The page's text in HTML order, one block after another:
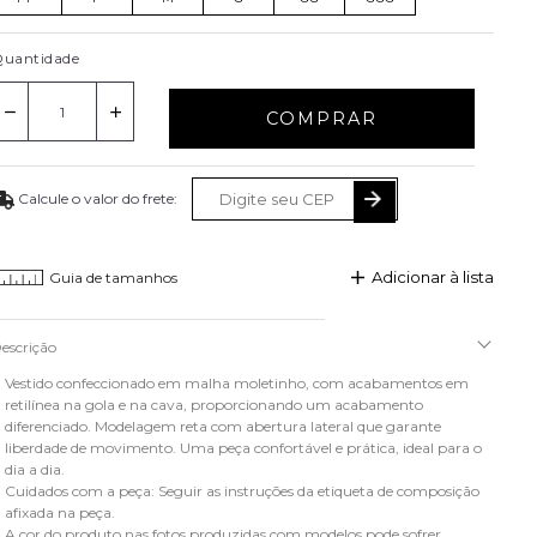
COMPRAR
Guia de tamanhos Adicionar à lista
Vestido confeccionado em malha moletinho, com acabamentos em
retilínea na gola e na cava, proporcionando um acabamento
diferenciado. Modelagem reta com abertura lateral que garante
liberdade de movimento. Uma peça confortável e prática, ideal para o
dia a dia.
Cuidados com a peça: Seguir as instruções da etiqueta de composição
afixada na peça.